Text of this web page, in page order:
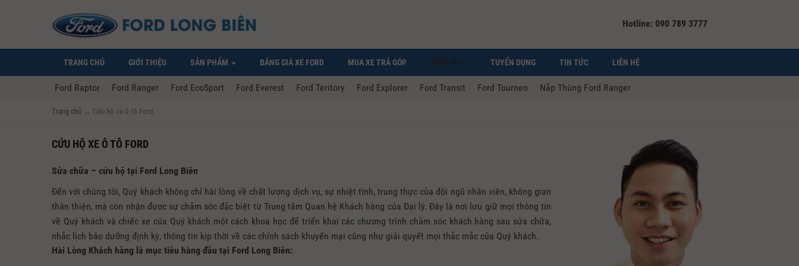
Hotline: 090 789 3777
TRANG CHỦ GIỚI THIỆU SẢN PHẨM BẢNG GIÁ XE FORD MUA XE TRẢ GÓP DỊCH VỤ TUYỂN DỤNG TIN TỨC LIÊN HỆ
Ford Raptor Ford Ranger Ford EcoSport Ford Everest Ford Teritory Ford Explorer Ford Transit Ford Tourneo Nắp Thùng Ford Ranger
Trang chủ → Cứu hộ xe ô tô Ford
CỨU HỘ XE Ô TÔ FORD
Sửa chữa – cứu hộ tại Ford Long Biên
Đến với chúng tôi, Quý khách không chỉ hài lòng về chất lượng dịch vụ, sự nhiệt tình, trung thực của đội ngũ nhân viên, không gian
thân thiện, mà còn nhận được sự chăm sóc đặc biệt từ Trung tâm Quan hệ Khách hàng của Đại lý. Đây là nơi lưu giữ mọi thông tin
về Quý khách và chiếc xe của Quý khách một cách khoa học để triển khai các chương trình chăm sóc khách hàng sau sửa chữa,
nhắc lịch bảo dưỡng định kỳ, thông tin kịp thời về các chính sách khuyến mại cũng như giải quyết mọi thắc mắc của Quý khách.
Hài Lòng Khách hàng là mục tiêu hàng đầu tại Ford Long Biên: